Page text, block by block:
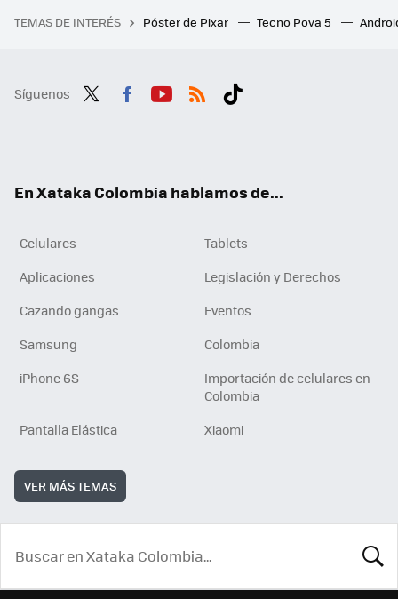
TEMAS DE INTERÉS Póster de Pixar Tecno Pova 5
Síguenos
En Xataka Colombia hablamos de...
Celulares
Tablets
Aplicaciones
Legislación y Derechos
Cazando gangas
Eventos
Samsung
Colombia
iPhone 6S
Importación de celulares en
Colombia
Pantalla Elástica
Xiaomi
VER MÁS TEMAS